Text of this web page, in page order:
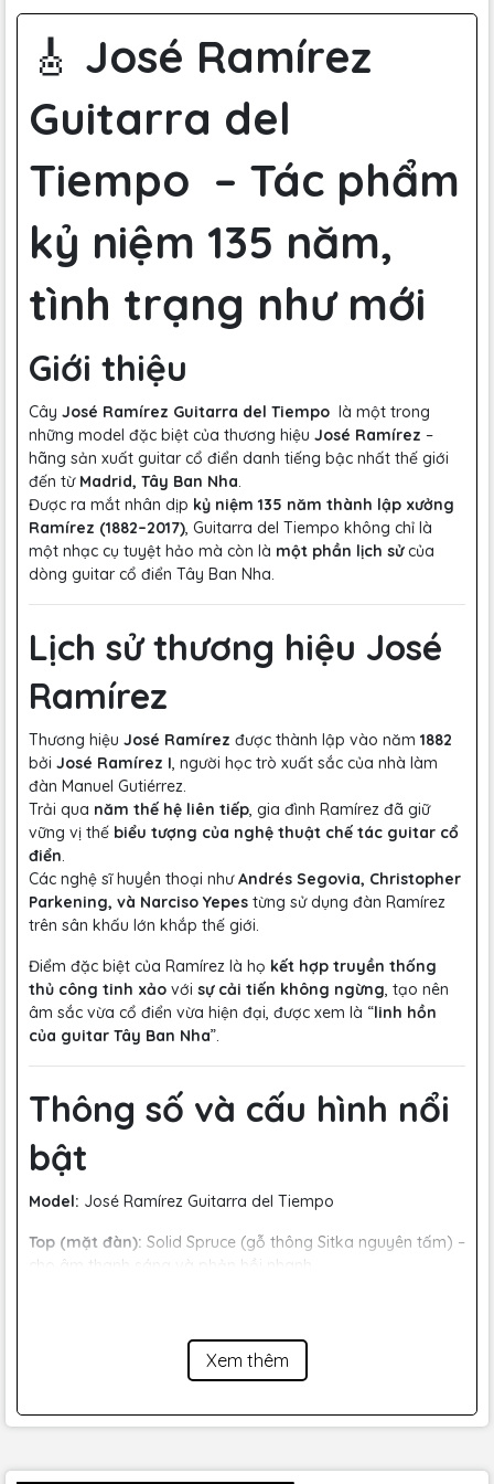
🎸 José Ramírez
Guitarra del
Tiempo – Tác phẩm
kỷ niệm 135 năm,
tình trạng như mới
Giới thiệu
Cây José Ramírez Guitarra del Tiempo là một trong
những model đặc biệt của thương hiệu José Ramírez –
hãng sản xuất guitar cổ điển danh tiếng bậc nhất thế giới
đến từ Madrid, Tây Ban Nha.
Được ra mắt nhân dịp kỷ niệm 135 năm thành lập xưởng
Ramírez (1882–2017), Guitarra del Tiempo không chỉ là
một nhạc cụ tuyệt hảo mà còn là một phần lịch sửcủa
dòng guitar cổ điển Tây Ban Nha.
Lịch sử thương hiệu José
Ramírez
Thương hiệu José Ramírez được thành lập vào năm 1882
bởi José Ramírez I, người học trò xuất sắc của nhà làm
đàn Manuel Gutiérrez.
Trải qua năm thế hệ liên tiếp, gia đình Ramírez đã giữ
vững vị thế biểu tượng của nghệ thuật chế tác guitar cổ
điển.
Các nghệ sĩ huyền thoại nhưAndrés Segovia, Christopher
Parkening, và Narciso Yepes từng sử dụng đàn Ramírez
trên sân khấu lớn khắp thế giới.
Điểm đặc biệt của Ramírez là họ kết hợp truyền thống
thủ công tinh xảo với sự cải tiến không ngừng, tạo nên
âm sắc vừa cổ điển vừa hiện đại, được xem là “linh hồn
của guitar Tây Ban Nha”.
Thông số và cấu hình nổi
bật
Model: José Ramírez Guitarra del Tiempo
Top (mặt đàn): Solid Spruce (gỗ thông Sitka nguyên tấm) –
cho âm thanh sáng và phản hồi nhanh.
Mahogany – ổn định và cân bằng.
Fingerboard:Ebony – độ bền cao, cảm giác chơi mượt mà.
Xem thêm